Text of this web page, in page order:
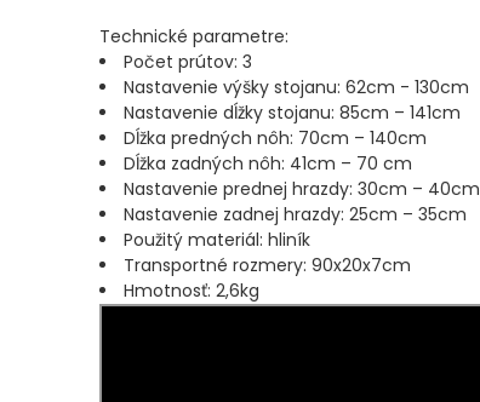
Technické parametre:
Počet prútov: 3
Nastavenie výšky stojanu: 62cm - 130cm
Nastavenie dĺžky stojanu: 85cm – 141cm
Dĺžka predných nôh: 70cm – 140cm
Dĺžka zadných nôh: 41cm – 70 cm
Nastavenie prednej hrazdy: 30cm – 40cm
Nastavenie zadnej hrazdy: 25cm – 35cm
Použitý materiál: hliník
Transportné rozmery: 90x20x7cm
Hmotnosť: 2,6kg
PRÍVLAČOVÉ